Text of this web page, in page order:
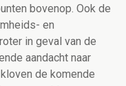
bovenop. Ook de
en
in geval van de
aandacht naar
de komende